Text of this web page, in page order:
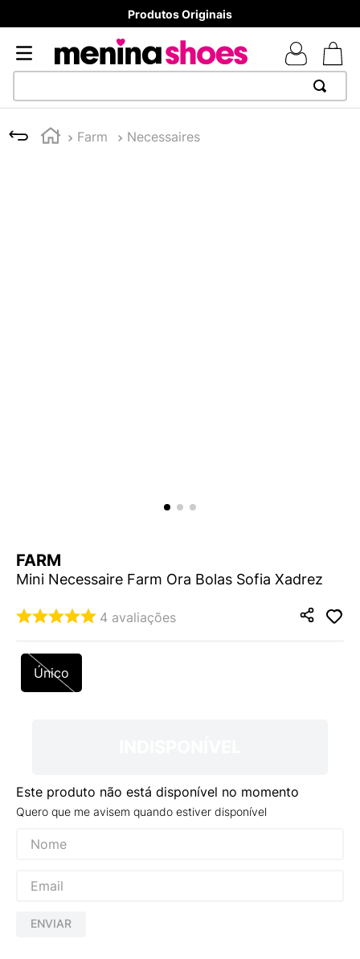
Produtos Originais
Farm Necessaires
FARM
Mini Necessaire Farm Ora Bolas Sofia Xadrez
4 avaliações
Único
Este produto não está disponível no momento
Quero que me avisem quando estiver disponível
ENVIAR
1
TÊNIS NEWS BALANCE 530